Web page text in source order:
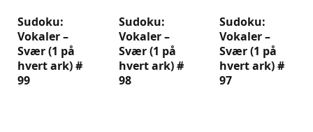
Sudoku:
Vokaler –
Svær (1 på
hvert ark) #
99
Sudoku:
Vokaler –
Svær (1 på
hvert ark) #
98
Sudoku:
Vokaler –
Svær (1 på
hvert ark) #
97